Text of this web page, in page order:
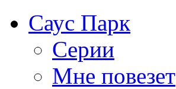
Саус Парк
Серии
Мне повезет